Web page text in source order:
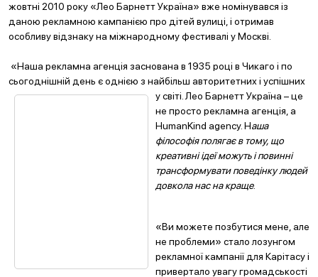
жовтні 2010 року «Лео Барнетт Україна» вже номінувався із
даною рекламною кампанією про дітей вулиці, і отримав
особливу відзнаку на міжнародному фестивалі у Москві.
«Наша рекламна агенція заснована в 1935 році в Чикаго і по
сьогоднішній день є однією з найбільш авторитетних і успішних
у світі. Лео Барнетт Україна – це
не просто рекламна агенція, а
HumanKind agency. Наша
філософія полягає в тому, що
креативні ідеї можуть і повинні
трансформувати поведінку людей
довкола нас на краще.
«Ви можете позбутися мене, але
не проблеми» стало лозунгом
рекламної кампанії для Карітасу і
привертало увагу громадськості